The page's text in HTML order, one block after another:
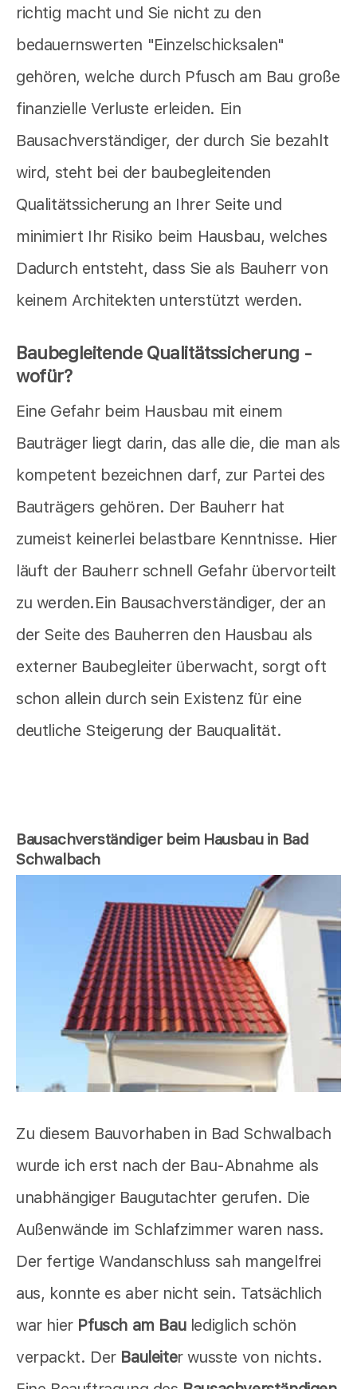
richtig macht und Sie nicht zu den
bedauernswerten "Einzelschicksalen"
gehören, welche durch Pfusch am Bau große
finanzielle Verluste erleiden. Ein
Bausachverständiger, der durch Sie bezahlt
wird, steht bei der baubegleitenden
Qualitätssicherung an Ihrer Seite und
minimiert Ihr Risiko beim Hausbau, welches
Dadurch entsteht, dass Sie als Bauherr von
keinem Architekten unterstützt werden.
Baubegleitende Qualitätssicherung -
wofür?
Eine Gefahr beim Hausbau mit einem
Bauträger liegt darin, das alle die, die man als
kompetent bezeichnen darf, zur Partei des
Bauträgers gehören. Der Bauherr hat
zumeist keinerlei belastbare Kenntnisse. Hier
läuft der Bauherr schnell Gefahr übervorteilt
zu werden.Ein Bausachverständiger, der an
der Seite des Bauherren den Hausbau als
externer Baubegleiter überwacht, sorgt oft
schon allein durch sein Existenz für eine
deutliche Steigerung der Bauqualität.
Bausachverständiger beim Hausbau in Bad
Schwalbach
Zu diesem Bauvorhaben in Bad Schwalbach
wurde ich erst nach der Bau-Abnahme als
unabhängiger Baugutachter gerufen. Die
Außenwände im Schlafzimmer waren nass.
Der fertige Wandanschluss sah mangelfrei
aus, konnte es aber nicht sein. Tatsächlich
war hier Pfusch am Baulediglich schön
verpackt. Der Bauleiter wusste von nichts.